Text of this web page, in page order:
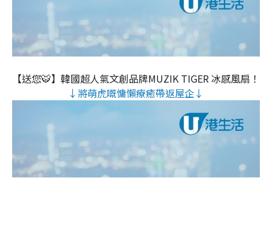
【送您🐯】韓國超人氣文創品牌MUZIK TIGER 冰感風扇！
↓將萌虎嘅慵懶療癒帶返屋企↓